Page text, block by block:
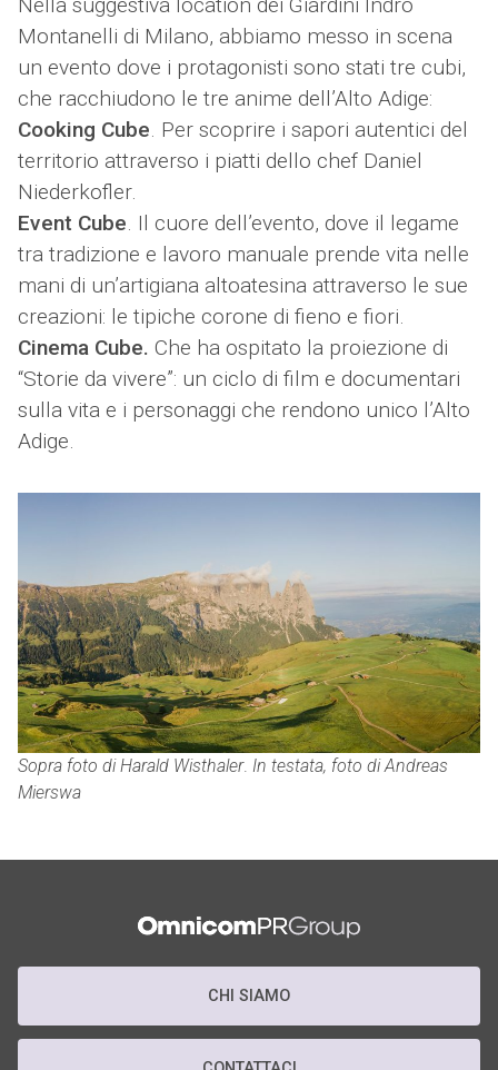
Montanelli di Milano, abbiamo messo in scena
un evento dove i protagonisti sono stati tre cubi,
che racchiudono le tre anime dell’Alto Adige:
Cooking Cube. Per scoprire i sapori autentici del
territorio attraverso i piatti dello chef Daniel
Niederkofler.
Event Cube. Il cuore dell’evento, dove il legame
tra tradizione e lavoro manuale prende vita nelle
mani di un’artigiana altoatesina attraverso le sue
creazioni: le tipiche corone di fieno e fiori.
Cinema Cube. Che ha ospitato la proiezione di
“Storie da vivere”: un ciclo di film e documentari
sulla vita e i personaggi che rendono unico l’Alto
Adige.
Sopra foto di Harald Wisthaler. In testata, foto di Andreas
Mierswa
CHI SIAMO